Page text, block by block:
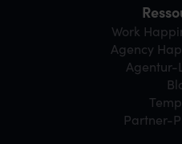
Work
Agency
Agentur-
Partner-